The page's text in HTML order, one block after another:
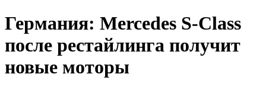
Германия: Mercedes S-Class
после рестайлинга получит
новые моторы